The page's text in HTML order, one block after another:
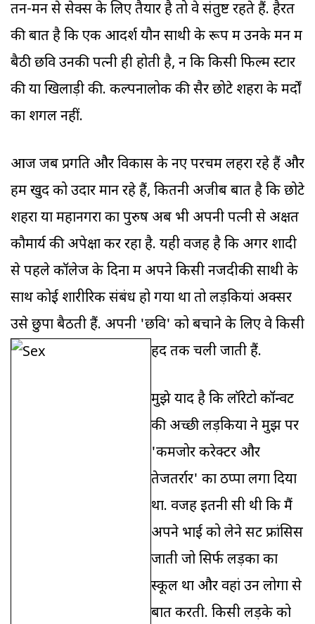
तन-मन से सेक्स के लिए तैयार है तो वे संतुष्ट रहते हैं. हैरत
की बात है कि एक आदर्श यौन साथी के रूप में उनके मन में
बैठी छवि उनकी पत्नी ही होती है, न कि किसी फिल्म स्टार
की या खिलाड़ी की. कल्पनालोक की सैर छोटे शहरों के मर्दों
का शगल नहीं.
आज जब प्रगति और विकास के नए परचम लहरा रहे हैं और
हम खुद को उदार मान रहे हैं, कितनी अजीब बात है कि छोटे
शहरों या महानगरों का पुरुष अब भी अपनी पत्नी से अक्षत
कौमार्य की अपेक्षा कर रहा है. यही वजह है कि अगर शादी
से पहले कॉलेज के दिनों में अपने किसी नजदीकी साथी के
साथ कोई शारीरिक संबंध हो गया था तो लड़कियां अक्सर
उसे छुपा बैठती हैं. अपनी 'छवि' को बचाने के लिए वे किसी
हद तक चली जाती हैं.
मुझे याद है कि लॉरेटो कॉन्वेंट
की अच्छी लड़कियों ने मुझ पर
'कमजोर करेक्टर और
तेजतर्रार' का ठप्पा लगा दिया
था. वजह इतनी सी थी कि मैं
अपने भाई को लेने सेंट फ्रांसिस
जाती जो सिर्फ लड़कों का
स्कूल था और वहां उन लोगों से
बातें करती. किसी लड़के को